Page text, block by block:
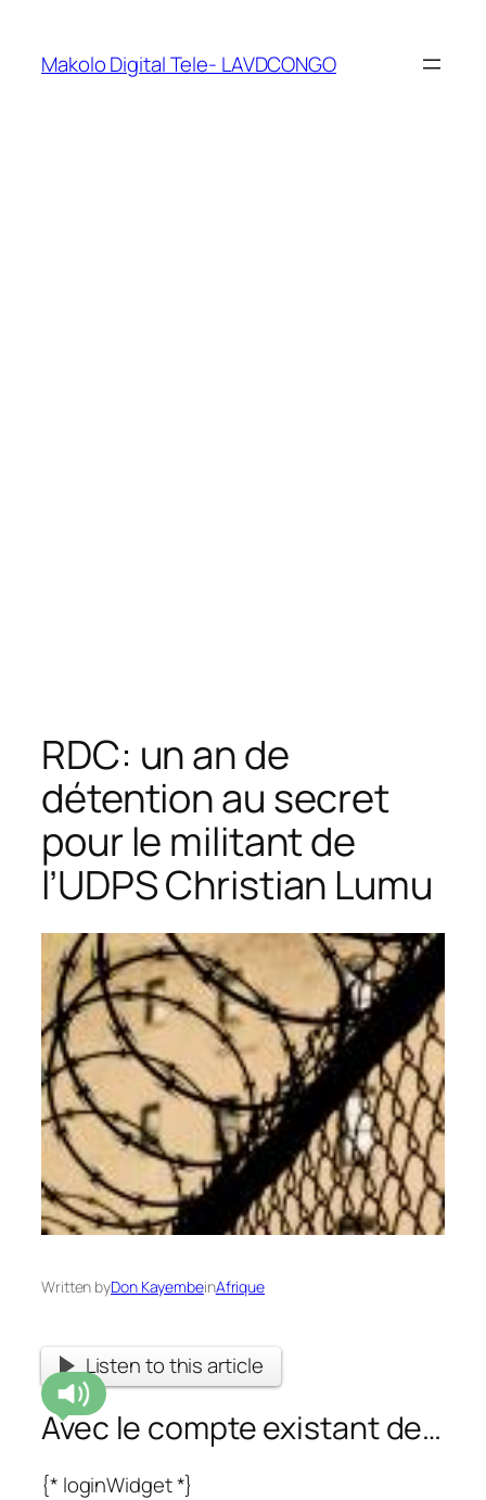
Makolo Digital Tele- LAVDCONGO
RDC: un an de
détention au secret
pour le militant de
l’UDPS Christian Lumu
Written byDon KayembeinAfrique
Listen to this article
Avec le compte existant de…
{* loginWidget *}